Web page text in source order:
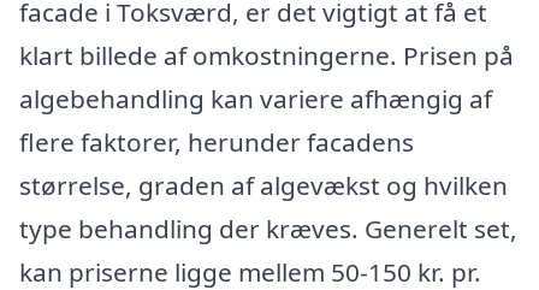
facade i Toksværd, er det vigtigt at få et
klart billede af omkostningerne. Prisen på
algebehandling kan variere afhængig af
flere faktorer, herunder facadens
størrelse, graden af algevækst og hvilken
type behandling der kræves. Generelt set,
kan priserne ligge mellem 50-150 kr. pr.